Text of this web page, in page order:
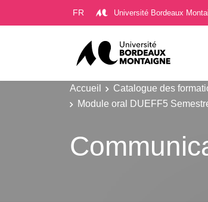
FR Université Bordeaux
Accueil Catalogue des
Module oral DUEFF5